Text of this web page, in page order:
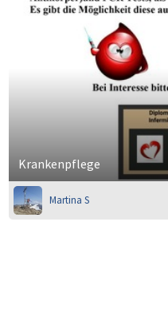
Krankenpflege
Martina S